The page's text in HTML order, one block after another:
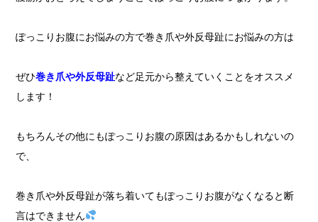
ぽっこりお腹にお悩みの方で巻き爪や外反母趾にお悩みの方は
ぜひ巻き爪や外反母趾など足元から整えていくことをオススメ
します！
もちろんその他にもぽっこりお腹の原因はあるかもしれないの
で、
巻き爪や外反母趾が落ち着いてもぽっこりお腹がなくなると断
言はできません